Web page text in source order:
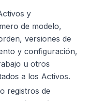
y
de modelo,
versiones de
y configuración,
u otros
a los Activos.
registros de